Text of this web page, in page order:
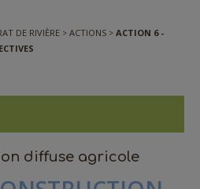
DE RIVIÈRE ACTIONS
ACTION 6 -
diffuse agricole